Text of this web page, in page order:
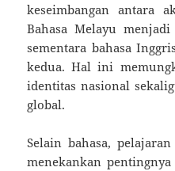
keseimbangan antara
Bahasa Melayu
sementara bahasa
kedua. Hal ini
identitas nasional
global.
Selain bahasa,
menekankan